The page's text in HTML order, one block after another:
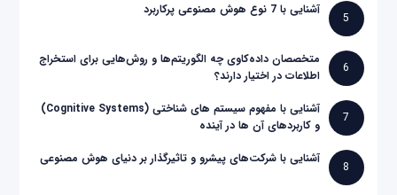
5
آشنایی با 7 نوع هوش مصنوعی پرکاربرد
6
متخصصان داده‌کاوی چه الگوریتم‌ها و روش‌هایی برای استخراج
اطلاعات در اختیار دارند؟
7
آشنایی با مفهوم سیستم های شناختی (Cognitive Systems)
و کاربردهای آن ها در آینده
8
آشنایی با شرکت‌های پیشرو و تاثیرگذار بر دنیای هوش مصنوعی